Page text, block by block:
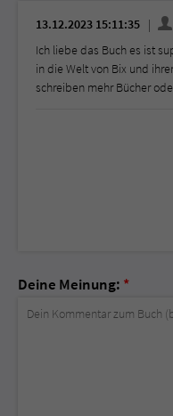
13.12.2023 15:11:35
Ich liebe das Buch es ist
in die Welt von Bix und
schreiben mehr Bücher
Deine Meinung: *